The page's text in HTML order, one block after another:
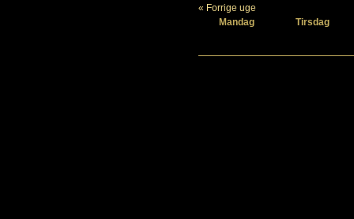
« Forrige uge
Mandag
Tirsdag